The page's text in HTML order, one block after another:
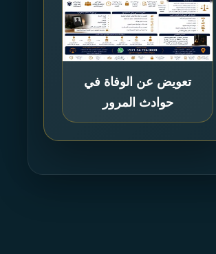
تعويض عن الوفاة في
حوادث المرور